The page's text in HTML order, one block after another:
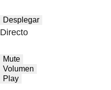
Desplegar
Directo
Mute
Volumen
Play